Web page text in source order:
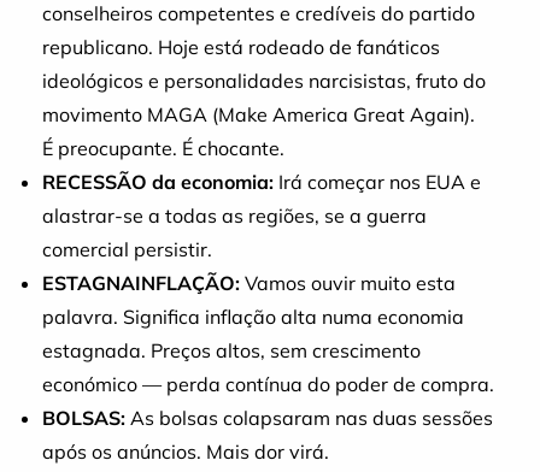
conselheiros competentes e credíveis do partido
republicano. Hoje está rodeado de fanáticos
ideológicos e personalidades narcisistas, fruto do
movimento MAGA (Make America Great Again).
É preocupante. É chocante.
RECESSÃO da economia: Irá começar nos EUA e
alastrar-se a todas as regiões, se a guerra
comercial persistir.
ESTAGNAINFLAÇÃO: Vamos ouvir muito esta
palavra. Significa inflação alta numa economia
estagnada. Preços altos, sem crescimento
económico — perda contínua do poder de compra.
BOLSAS: As bolsas colapsaram nas duas sessões
após os anúncios. Mais dor virá.